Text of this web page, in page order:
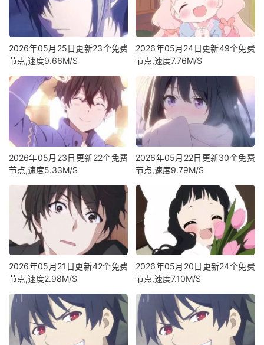
2026年05月25日更新23个免费
节点,速度9.66M/S
2026年05月24日更新49个免费
节点,速度7.76M/S
2026年05月23日更新22个免费
节点,速度5.33M/S
2026年05月22日更新30个免费
节点,速度9.79M/S
2026年05月21日更新42个免费
节点,速度2.98M/S
2026年05月20日更新24个免费
节点,速度7.10M/S